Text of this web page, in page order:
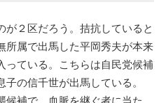
２区だろう。拮抗していると
所属で出馬した平岡秀夫が本来
っている。こちらは自民党候補
の信千世が出馬している。